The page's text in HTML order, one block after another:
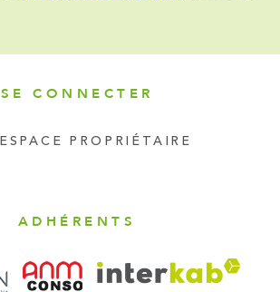
SE CONNECTER
ESPACE PROPRIÉTAIRE
ADHÉRENTS